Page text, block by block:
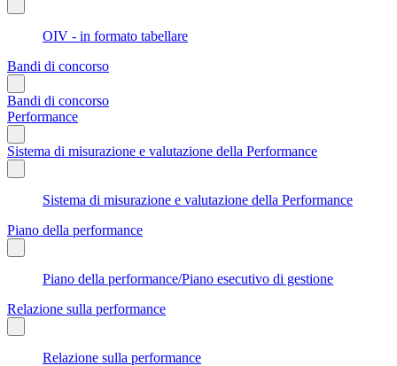
OIV - in formato tabellare
Bandi di concorso
Bandi di concorso
Performance
Sistema di misurazione e valutazione della Performance
Sistema di misurazione e valutazione della Performance
Piano della performance
Piano della performance/Piano esecutivo di gestione
Relazione sulla performance
Relazione sulla performance